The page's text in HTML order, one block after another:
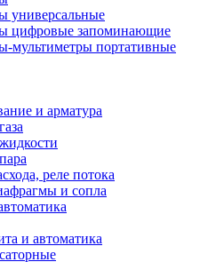
универсальные
цифровые запоминающие
мультиметры портативные
и арматура
реле потока
и сопла
и автоматика